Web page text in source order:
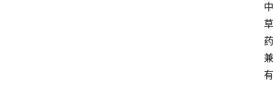
中
草
药
兼
有